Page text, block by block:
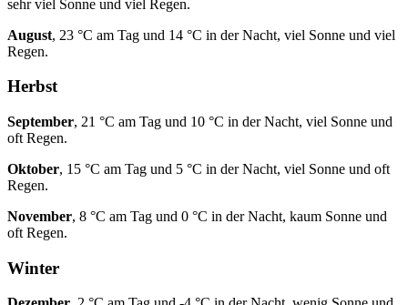
sehr viel Sonne und viel Regen.
August, 23 °C am Tag und 14 °C in der Nacht, viel Sonne und viel
Regen.
Herbst
September, 21 °C am Tag und 10 °C in der Nacht, viel Sonne und
oft Regen.
Oktober, 15 °C am Tag und 5 °C in der Nacht, viel Sonne und oft
Regen.
November, 8 °C am Tag und 0 °C in der Nacht, kaum Sonne und
oft Regen.
Winter